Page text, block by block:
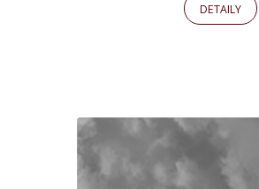
DETAILY